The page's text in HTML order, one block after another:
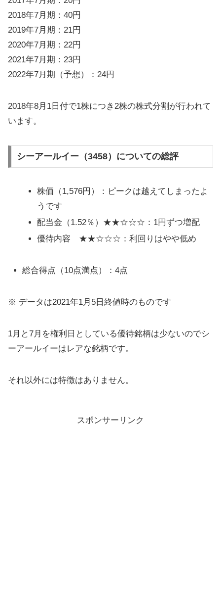
2018年7月期：40円
2019年7月期：21円
2020年7月期：22円
2021年7月期：23円
2022年7月期（予想）：24円
2018年8月1日付で1株につき2株の株式分割が行われて
います。
シーアールイー（3458）についての総評
株価（1,576円）：ピークは越えてしまったよ
うです
配当金（1.52％）★★☆☆☆：1円ずつ増配
優待内容 ★★☆☆☆：利回りはやや低め
総合得点（10点満点）：4点
※ データは2021年1月5日終値時のものです
1月と7月を権利日としている優待銘柄は少ないのでシ
ーアールイーはレアな銘柄です。
それ以外には特徴はありません。
スポンサーリンク